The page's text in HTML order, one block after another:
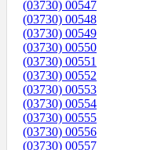
(03730) 00547
(03730) 00548
(03730) 00549
(03730) 00550
(03730) 00551
(03730) 00552
(03730) 00553
(03730) 00554
(03730) 00555
(03730) 00556
(03730) 00557